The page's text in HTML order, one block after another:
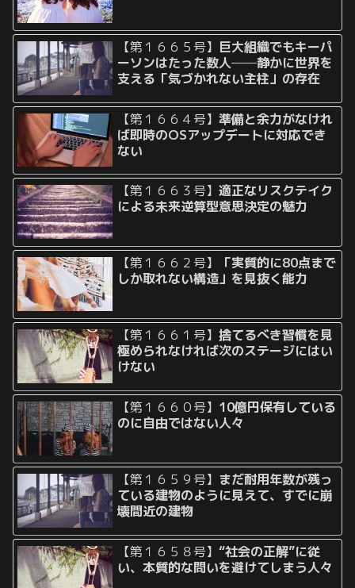
【第１６６５号】 巨大組織でもキーパ
ーソンはたった数人──静かに世界を
支える「気づかれない主柱」の存在
【第１６６４号】準備と余力がなけれ
ば即時のOSアップデートに対応でき
ない
【第１６６３号】適正なリスクテイク
による未来逆算型意思決定の魅力
【第１６６２号】
「実質的に80点まで
しか取れない構造」を見抜く能力
【第１６６１号】捨てるべき習慣を見
極められなければ次のステージにはい
けない
【第１６６０号】 10億円保有している
のに自由ではない人々
【第１６５９号】 まだ耐用年数が残っ
ている建物のように見えて、すでに崩
壊間近の建物
【第１６５８号】“社会の正解”に従
い、本質的な問いを避けてしまう人々